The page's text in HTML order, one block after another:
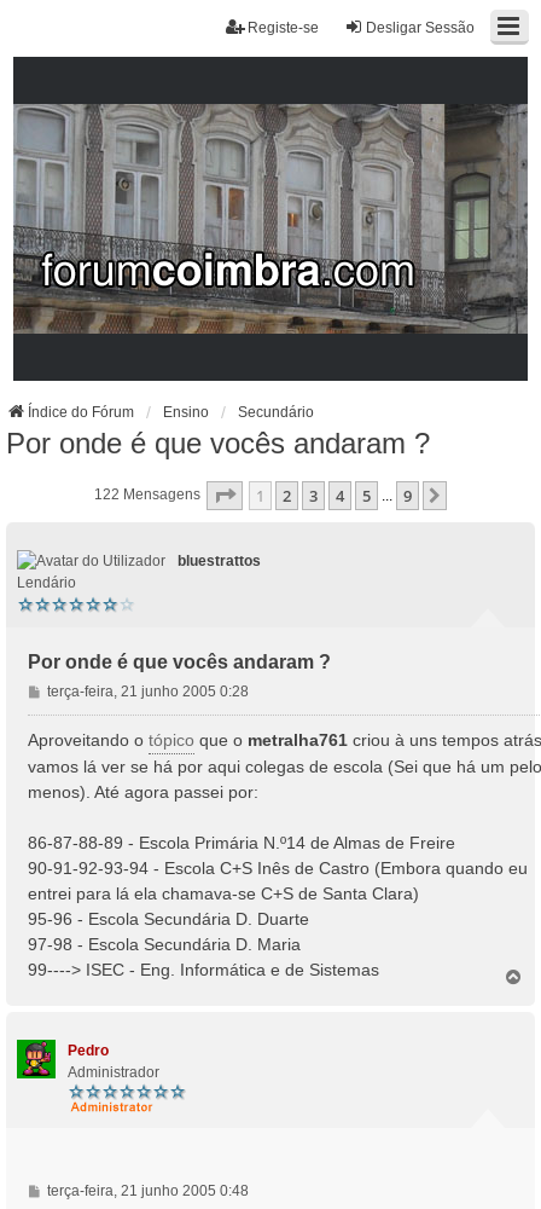
Desligar Sessão
Registe-se
Índice do Fórum Ensino Secundário
Por onde é que vocês andaram ?
122 Mensagens Página De 9
1 2 3 4 5 ... 9
bluestrattos
Lendário
Por onde é que vocês andaram ?
M
e
s
a
g
m
terça-feira, 21 junho 2005 0:28
Aproveitando o tópico que o metralha761 criou à uns tempos
vamos lá ver se há por aqui colegas de escola (Sei que há um pelo
menos). Até agora passei por:
86-87-88-89 - Escola Primária N.º14 de Almas de Freire
90-91-92-93-94 - Escola C+S Inês de Castro (Embora quando eu
entrei para lá ela chamava-se C+S de Santa Clara)
95-96 - Escola Secundária D. Duarte
97-98 - Escola Secundária D. Maria
99----> ISEC - Eng. Informática e de Sistemas
Pedro
Administrador
M
terça-feira, 21 junho 2005 0:48